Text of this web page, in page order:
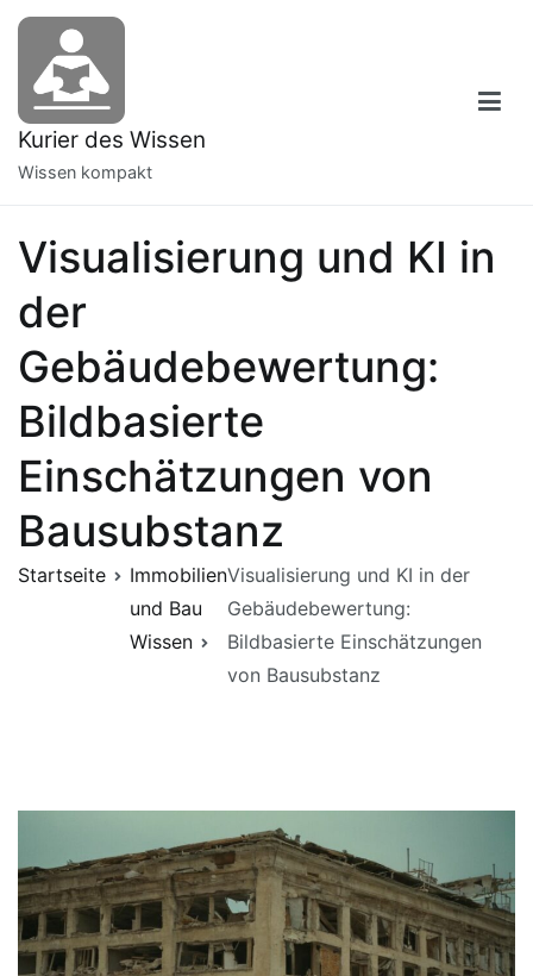
Zum
springen
Kurier des Wissen
Wissen kompakt
Visualisierung und KI in
der
Gebäudebewertung:
Bildbasierte
Einschätzungen von
Bausubstanz
Startseite
Immobilien
und Bau
Wissen
Visualisierung und KI in der
Gebäudebewertung:
Bildbasierte Einschätzungen
von Bausubstanz